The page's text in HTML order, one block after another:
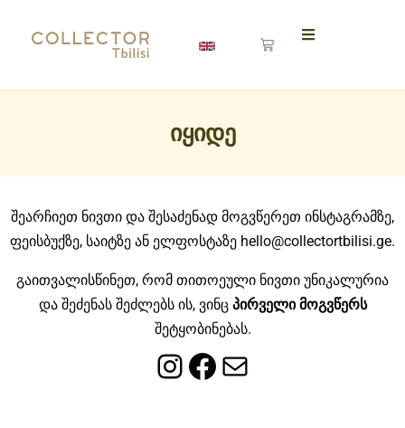
იყიდე
შეარჩიეთ ნივთი და შესაძენად მოგვწერეთ ინსტაგრამზე,
ფეისბუქზე, საიტზე ან ელფოსტაზე hello@collectortbilisi.ge.
გაითვალისწინეთ, რომ თითოეული ნივთი უნიკალურია
და შეძენას შეძლებს ის, ვინც პირველი მოგვწერს
შეტყობინებას.